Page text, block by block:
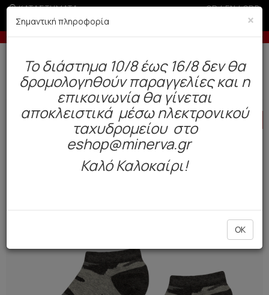
ΚΑΤΑΣΤΗΜΑΤΑ GR|EN|SRB
Έως 6 άτοκες δόσεις με πιστωτική άνω των 100€
Δωρεάν αποστολή άνω των 49€. Παράδοση σε 3-5 εργάσιμες.
Παιδί Αγόρι Κάλτσες
HOT
×
Σημαντική πληροφορία
To διάστημα 10/8 έως 16/8 δεν θα
δρομολογηθούν παραγγελίες και η
επικοινωνία θα γίνεται
αποκλειστικά μέσω ηλεκτρονικού
ταχυδρομείου στο
eshop@minerva.gr
Καλό Καλοκαίρι!
OK